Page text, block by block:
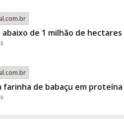
de 1 milhão de hectares
de babaçu em